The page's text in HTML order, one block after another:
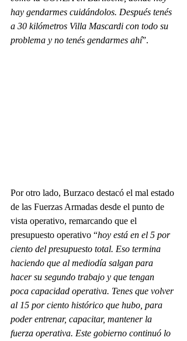
hay gendarmes cuidándolos. Después tenés
a 30 kilómetros Villa Mascardi con todo su
problema y no tenés gendarmes ahí”.
Por otro lado, Burzaco destacó el mal estado
de las Fuerzas Armadas desde el punto de
vista operativo, remarcando que el
presupuesto operativo “hoy está en el 5 por
ciento del presupuesto total. Eso termina
haciendo que al mediodía salgan para
hacer su segundo trabajo y que tengan
poca capacidad operativa. Tenes que volver
al 15 por ciento histórico que hubo, para
poder entrenar, capacitar, mantener la
fuerza operativa. Este gobierno continuó lo